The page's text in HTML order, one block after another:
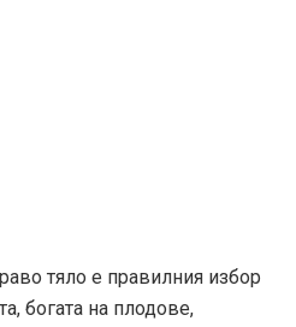
тяло е правилния избор
богата на плодове,